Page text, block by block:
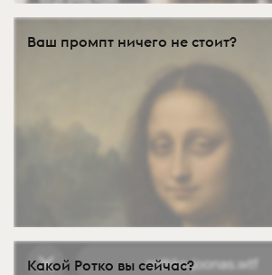
Ваш промпт ничего не стоит?
Какой Ротко вы сейчас?